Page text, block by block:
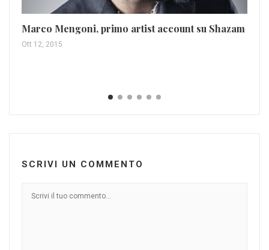
Marco Mengoni, primo artist account su Shazam
Ott 12, 2015
SCRIVI UN COMMENTO